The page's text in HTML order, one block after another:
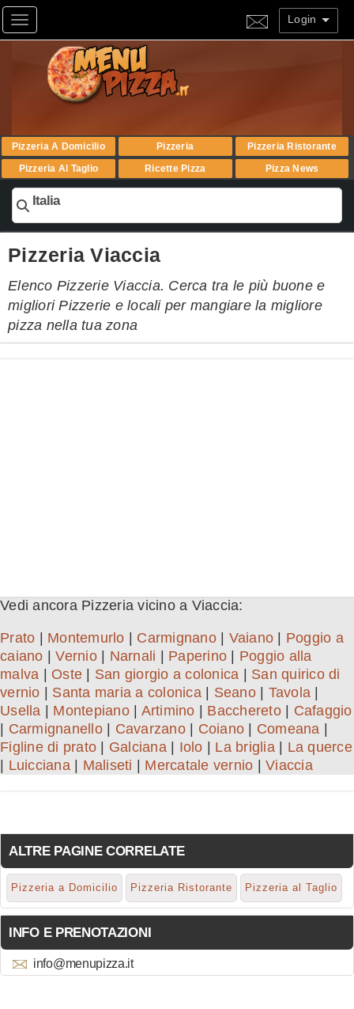
Toggle navigation Login
Pizzeria A Domicilio Pizzeria
Pizzeria Ristorante
Pizzeria Al Taglio
Ricette Pizza Pizza News
Italia
Pizzeria Viaccia
Elenco Pizzerie Viaccia. Cerca tra le più buone e
migliori Pizzerie e locali per mangiare la migliore
pizza nella tua zona
Vedi ancora Pizzeria vicino a Viaccia:
Prato Montemurlo Carmignano| Vaiano
Poggio a
caiano |Vernio| Narnali Paperino
Poggio alla
malva
Oste San giorgio a colonica
San quirico di
vernio
Santa maria a colonica| Seano| Tavola
Usella
Montepiano| Artimino Bacchereto| Cafaggio
Carmignanello| Cavarzano| Coiano Comeana
Figline di prato
Galciana| Iolo La briglia| La querce
Luicciana| Maliseti Mercatale vernio Viaccia
ALTRE PAGINE CORRELATE
Pizzeria a Domicilio Pizzeria Ristorante Pizzeria al Taglio
INFO E PRENOTAZIONI
info@menupizza.it